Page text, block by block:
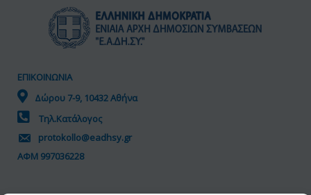
ΕΠΙΚΟΙΝΩΝΙΑ
Δώρου 7-9, 10432 Αθήνα
Τηλ.Κατάλογος
protokollo@eadhsy.gr
ΑΦΜ 997036228